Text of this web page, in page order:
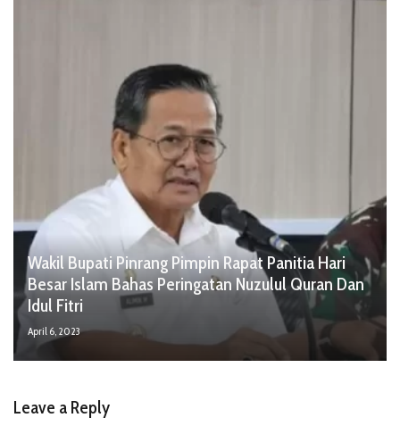
Wakil Bupati Pinrang Pimpin Rapat Panitia Hari
Besar Islam Bahas Peringatan Nuzulul Quran Dan
Idul Fitri
April 6, 2023
Leave a Reply